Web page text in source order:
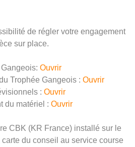
de régler votre engagement
sur place.
Ouvrir
Trophée Gangeois : Ouvrir
: Ouvrir
du matériel : Ouvrir
CBK (KR France) installé sur le
du conseil au service course